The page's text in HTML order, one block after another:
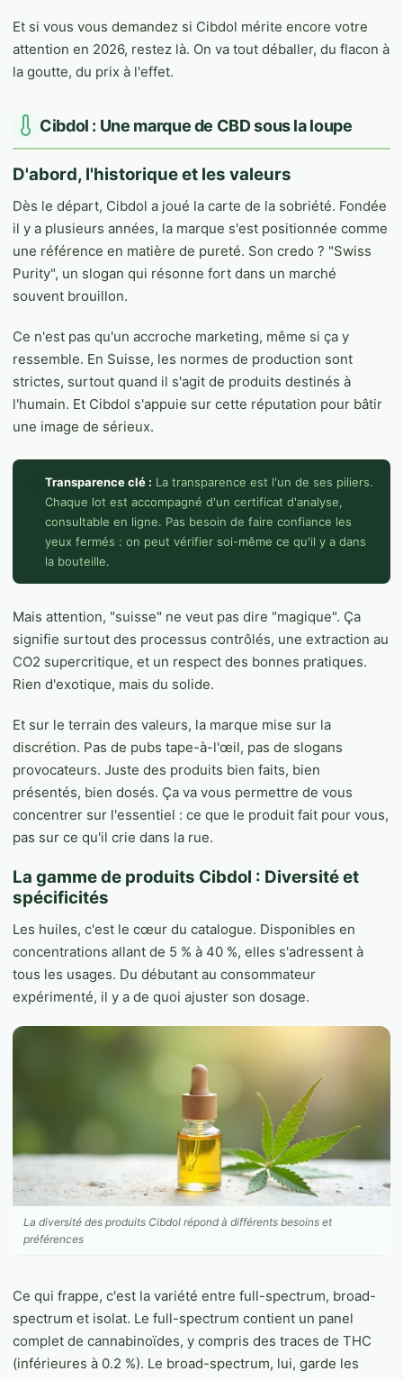
Et si vous vous demandez si Cibdol mérite encore votre
attention en 2026, restez là. On va tout déballer, du flacon à
la goutte, du prix à l'effet.
Cibdol : Une marque de CBD sous la loupe
D'abord, l'historique et les valeurs
Dès le départ, Cibdol a joué la carte de la sobriété. Fondée
il y a plusieurs années, la marque s'est positionnée comme
une référence en matière de pureté. Son credo ? "Swiss
Purity", un slogan qui résonne fort dans un marché
souvent brouillon.
Ce n'est pas qu'un accroche marketing, même si ça y
ressemble. En Suisse, les normes de production sont
strictes, surtout quand il s'agit de produits destinés à
l'humain. Et Cibdol s'appuie sur cette réputation pour bâtir
une image de sérieux.
Transparence clé : La transparence est l'un de ses piliers.
Chaque lot est accompagné d'un certificat d'analyse,
consultable en ligne. Pas besoin de faire confiance les
yeux fermés : on peut vérifier soi-même ce qu'il y a dans
la bouteille.
Mais attention, "suisse" ne veut pas dire "magique". Ça
signifie surtout des processus contrôlés, une extraction au
CO2 supercritique, et un respect des bonnes pratiques.
Rien d'exotique, mais du solide.
Et sur le terrain des valeurs, la marque mise sur la
discrétion. Pas de pubs tape-à-l'œil, pas de slogans
provocateurs. Juste des produits bien faits, bien
présentés, bien dosés. Ça va vous permettre de vous
concentrer sur l'essentiel : ce que le produit fait pour vous,
pas sur ce qu'il crie dans la rue.
La gamme de produits Cibdol : Diversité et
spécificités
Les huiles, c'est le cœur du catalogue. Disponibles en
concentrations allant de 5 % à 40 %, elles s'adressent à
tous les usages. Du débutant au consommateur
expérimenté, il y a de quoi ajuster son dosage.
La diversité des produits Cibdol répond à différents besoins et
préférences
Ce qui frappe, c'est la variété entre full-spectrum, broad-
spectrum et isolat. Le full-spectrum contient un panel
complet de cannabinoïdes, y compris des traces de THC
(inférieures à 0.2 %). Le broad-spectrum, lui, garde les